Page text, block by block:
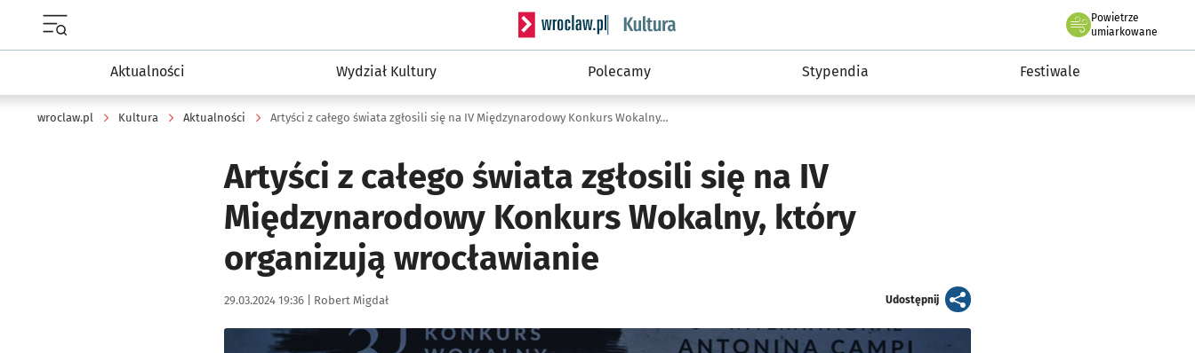
Serwis informacyjny wroclaw.pl podserwis: Kultura
Powietrze
we Wrocławiu
umiarkowane
Aktualności Wydział Kultury Polecamy Stypendia Festiwale
wroclaw.pl Kultura Aktualności Artyści z całego świata zgłosili się na IV Międzynarodowy Konkurs Wokalny, który organizują wrocławi
Artyści z całego świata zgłosili się na IV
Międzynarodowy Konkurs Wokalny, który
organizują wrocławianie
Data publikacji:
29.03.2024 19:36 | Autor:
Robert Migdał Udostępnijartykuł
Kliknij, aby powiększyć